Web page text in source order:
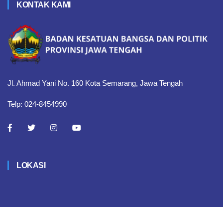
KONTAK KAMI
Jl. Ahmad Yani No. 160 Kota Semarang, Jawa Tengah
Telp: 024-8454990
LOKASI